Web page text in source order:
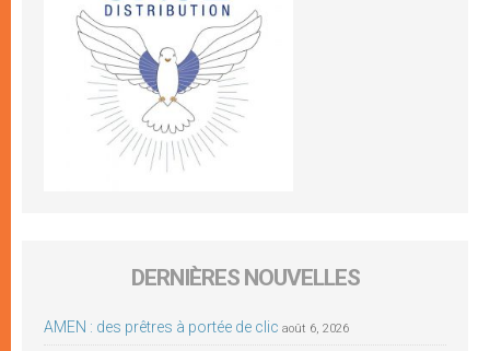
DERNIÈRES NOUVELLES
AMEN : des prêtres à portée de clic août 6, 2026